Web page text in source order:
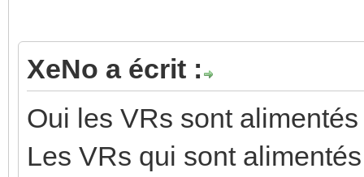
XeNo a écrit :
Oui les VRs sont
Les VRs qui sont